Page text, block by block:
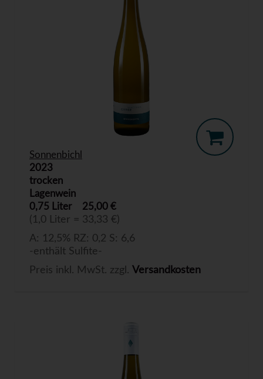
Sonnenbichl
2023
trocken
Lagenwein
0,75 Liter
25,00 €
(1,0 Liter = 33,33 €)
A: 12,5% RZ: 0,2 S: 6,6
-enthält Sulfite-
Preis inkl. MwSt. zzgl. Versandkosten